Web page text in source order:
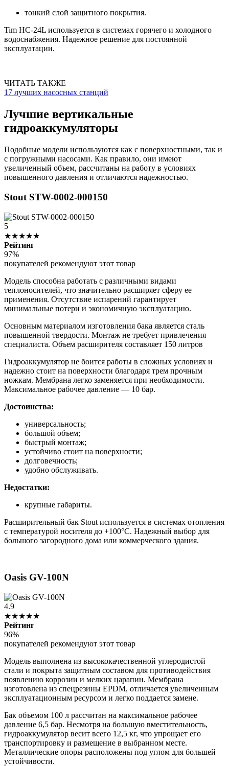
тонкий слой защитного покрытия.
Tim HC-24L используется в системах горячего и холодного
водоснабжения. Надежное решение для постоянной
эксплуатации.
ЧИТАТЬ ТАКЖЕ
17 лучших насосных станций
Лучшие вертикальные
гидроаккумуляторы
Подобные модели используются как с поверхностными, так и
с погружными насосами. Как правило, они имеют
увеличенный объем, рассчитаны на работу в условиях
повышенного давления и отличаются надежностью.
Stout STW-0002-000150
5
★★★★★
Рейтинг
97%
покупателей рекомендуют этот товар
Модель способна работать с различными видами
теплоносителей, что значительно расширяет сферу ее
применения. Отсутствие испарений гарантирует
минимальные потери и экономичную эксплуатацию.
Основным материалом изготовления бака является сталь
повышенной твердости. Монтаж не требует привлечения
специалиста. Объем расширителя составляет 150 литров
Гидроаккумулятор не боится работы в сложных условиях и
надежно стоит на поверхности благодаря трем прочным
ножкам. Мембрана легко заменяется при необходимости.
Максимальное рабочее давление — 10 бар.
Достоинства:
универсальность;
большой объем;
быстрый монтаж;
устойчиво стоит на поверхности;
долговечность;
удобно обслуживать.
Недостатки:
крупные габариты.
Расширительный бак Stout используется в системах отопления
с температурой носителя до +100°С. Надежный выбор для
большого загородного дома или коммерческого здания.
Oasis GV-100N
4.9
★★★★★
Рейтинг
96%
покупателей рекомендуют этот товар
Модель выполнена из высококачественной углеродистой
стали и покрыта защитным составом для противодействия
появлению коррозии и мелких царапин. Мембрана
изготовлена из спецрезины EPDM, отличается увеличенным
эксплуатационным ресурсом и легко поддается замене.
Бак объемом 100 л рассчитан на максимальное рабочее
давление 6,5 бар. Несмотря на большую вместительность,
гидроаккумулятор весит всего 12,5 кг, что упрощает его
транспортировку и размещение в выбранном месте.
Металлические опоры расположены под углом для большей
устойчивости.